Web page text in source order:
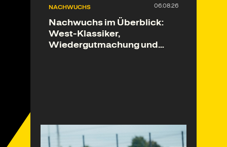
NACHWUCHS
Nachwuchs im Überblick:
West-Klassiker,
Wiedergutmachung und